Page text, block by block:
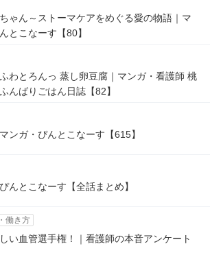
ゃん～ストーマケアをめぐる愛の物語｜マ
とこなーす【80】
わとろんっ 蒸し卵豆腐｜マンガ・看護師 桃
んばりごはん日誌【82】
ンガ・ぴんとこなーす【615】
んとこなーす【全話まとめ】
働き方
い血管選手権！｜看護師の本音アンケート